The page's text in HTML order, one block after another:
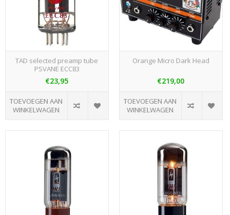
TAD selected preamp tube
PSVANE ECC83
€23,95
TOEVOEGEN AAN
WINKELWAGEN
Orange Micro Dark Head
€219,00
TOEVOEGEN AAN
WINKELWAGEN